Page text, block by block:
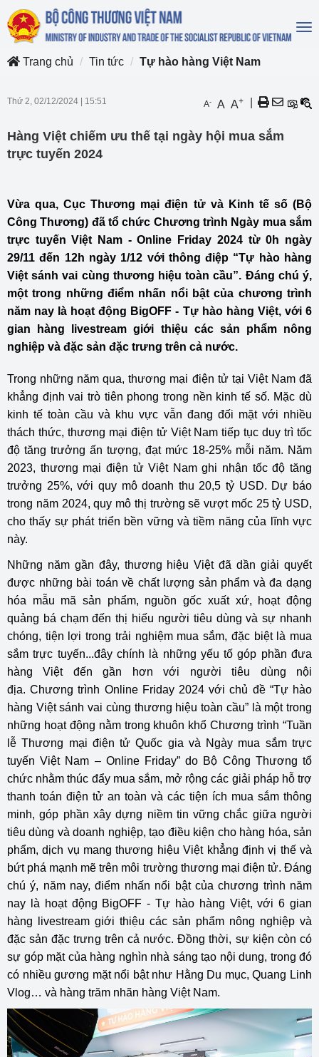
Trang chủ
Tin tức Tự hào hàng Việt Nam
Thứ 2, 02/12/2024 15:51 A- A A+
Hàng Việt chiếm ưu thế tại ngày hội mua sắm
trực tuyến 2024
Vừa qua, Cục Thương mại điện tử và Kinh tế số (Bộ
Công Thương) đã tổ chức Chương trình Ngày mua sắm
trực tuyến Việt Nam - Online Friday 2024 từ 0h ngày
29/11 đến 12h ngày 1/12 với thông điệp “Tự hào hàng
Việt sánh vai cùng thương hiệu toàn cầu”. Đáng chú ý,
một trong những điểm nhấn nổi bật của chương trình
năm nay là hoạt động BigOFF - Tự hào hàng Việt, với 6
gian hàng livestream giới thiệu các sản phẩm nông
nghiệp và đặc sản đặc trưng trên cả nước.
Trong những năm qua, thương mại điện tử tại Việt Nam đã
khẳng định vai trò tiên phong trong nền kinh tế số. Mặc dù
kinh tế toàn cầu và khu vực vẫn đang đối mặt với nhiều
thách thức, thương mại điện tử Việt Nam tiếp tục duy trì tốc
độ tăng trưởng ấn tượng, đạt mức 18-25% mỗi năm. Năm
2023, thương mại điện tử Việt Nam ghi nhận tốc độ tăng
trưởng 25%, với quy mô doanh thu 20,5 tỷ USD. Dự báo
trong năm 2024, quy mô thị trường sẽ vượt mốc 25 tỷ USD,
cho thấy sự phát triển bền vững và tiềm năng của lĩnh vực
này.
Những năm gần đây, thương hiệu Việt đã dần giải quyết
được những bài toán về chất lượng sản phẩm và đa dạng
hóa mẫu mã sản phẩm, nguồn gốc xuất xứ, hoạt động
quảng bá chạm đến thị hiếu người tiêu dùng và sự nhanh
chóng, tiện lợi trong trải nghiệm mua sắm, đặc biệt là mua
sắm trực tuyến...đây chính là những yếu tố góp phần đưa
hàng Việt đến gần hơn với người tiêu dùng nội
địa. Chương trình Online Friday 2024 với chủ đề “Tự hào
hàng Việt sánh vai cùng thương hiệu toàn cầu” là một trong
những hoạt động nằm trong khuôn khổ Chương trình “Tuần
lễ Thương mại điện tử Quốc gia và Ngày mua sắm trực
tuyến Việt Nam – Online Friday” do Bộ Công Thương tổ
chức nhằm thúc đẩy mua sắm, mở rộng các giải pháp hỗ trợ
thanh toán điện tử an toàn và các tiện ích mua sắm thông
minh, góp phần xây dựng niềm tin vững chắc giữa người
tiêu dùng và doanh nghiệp, tạo điều kiện cho hàng hóa, sản
phẩm, dịch vụ mang thương hiệu Việt khẳng định vị thế và
bứt phá mạnh mẽ trên môi trường thương mại điện tử. Đáng
chú ý, năm nay, điểm nhấn nổi bật của chương trình năm
nay là hoạt động BigOFF - Tự hào hàng Việt, với 6 gian
hàng livestream giới thiệu các sản phẩm nông nghiệp và
đặc sản đặc trưng trên cả nước. Đồng thời, sự kiện còn có
sự góp mặt của hàng nghìn nhà sáng tạo nội dung, trong đó
có nhiều gương mặt nổi bật như Hằng Du mục, Quang Linh
Vlog… và hàng trăm nhãn hàng Việt Nam.